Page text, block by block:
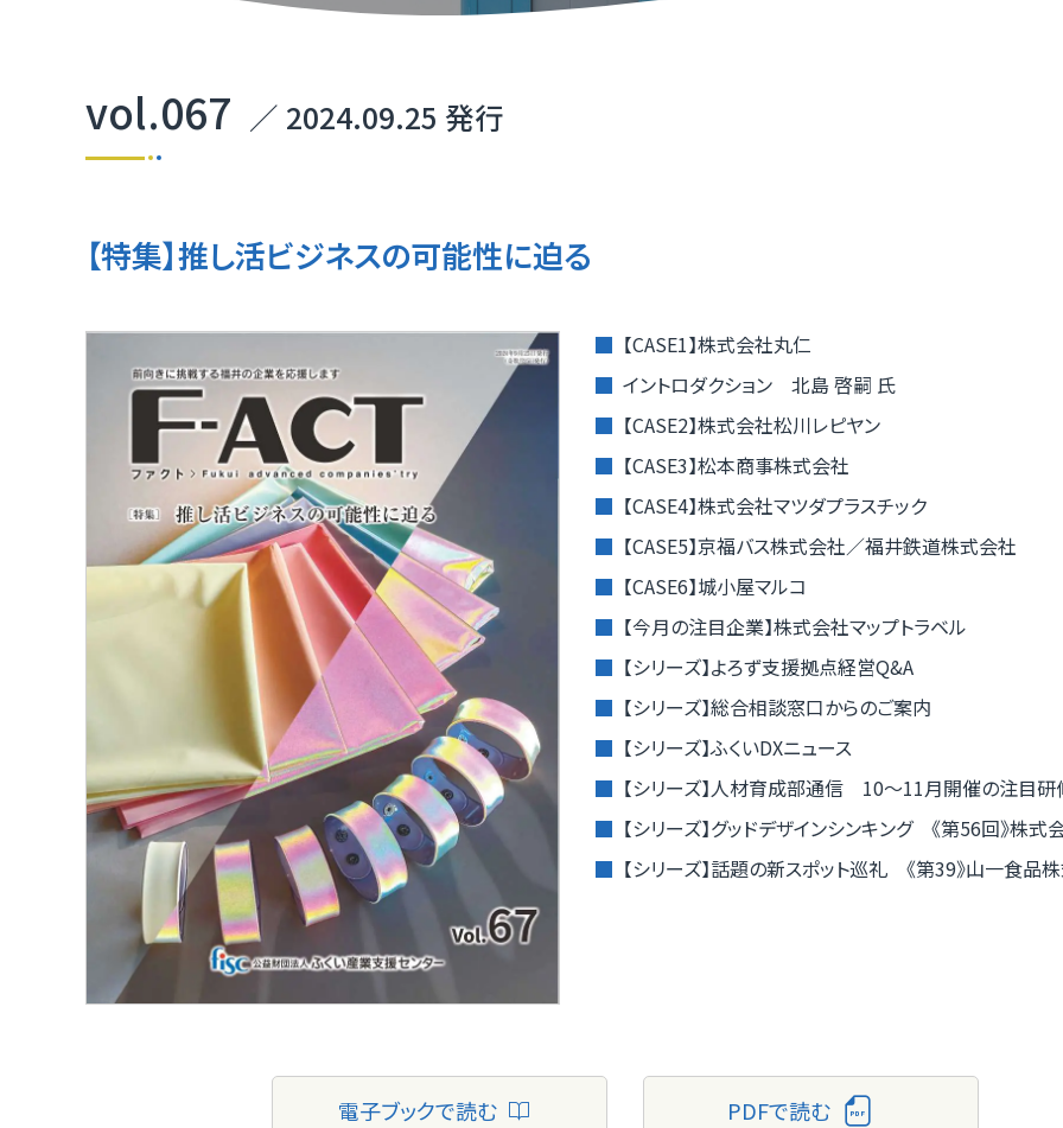
［福井県］ふくいデジタル導入チャレンジ補助金
vol.067 ／ 2024.09.25 発行
【特集】推し活ビジネスの可能性に迫る
【CASE1】株式会社丸仁
イントロダクション 北島 啓嗣 氏
【CASE2】株式会社松川レピヤン
【CASE3】松本商事株式会社
【CASE4】株式会社マツダプラスチック
【CASE5】京福バス株式会社／福井鉄道株式会社
【CASE6】城小屋マルコ
【今月の注目企業】株式会社マップトラベル
【シリーズ】よろず支援拠点経営Q&A
【シリーズ】総合相談窓口からのご案内
【シリーズ】ふくいDXニュース
【シリーズ】人材育成部通信 10～11月開催の注目研
【シリーズ】グッドデザインシンキング 《第56回》株
【シリーズ】話題の新スポット巡礼 《第39》山一食品
電子ブックで読む PDFで読む